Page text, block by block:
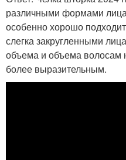
различными формами
особенно хорошо
слегка закругленными
объема и объема волосам
более выразительным.